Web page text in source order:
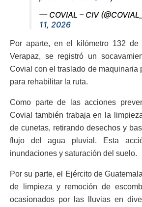
— COVIAL – CIV
11, 2026
Por aparte, en el kilómetro 132
Verapaz, se registró un
Covial con el traslado de maquinaria
para rehabilitar la ruta.
Como parte de las acciones
Covial también trabaja en la
de cunetas, retirando desechos y
flujo del agua pluvial. Esta
inundaciones y saturación del suelo.
Por su parte, el Ejército de
de limpieza y remoción de
ocasionados por las lluvias en